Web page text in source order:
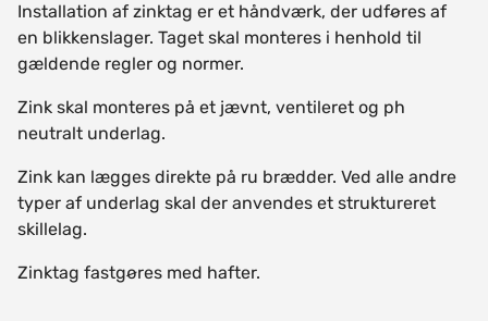
Installation af zinktag er et håndværk, der udføres af
en blikkenslager. Taget skal monteres i henhold til
gældende regler og normer.
Zink skal monteres på et jævnt, ventileret og ph
neutralt underlag.
Zink kan lægges direkte på ru brædder. Ved alle andre
typer af underlag skal der anvendes et struktureret
skillelag.
Zinktag fastgøres med hafter.